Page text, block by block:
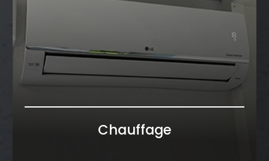
Chauffage